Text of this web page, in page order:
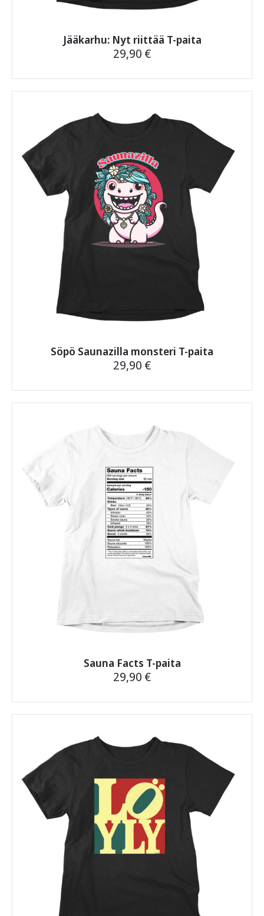
Jääkarhu: Nyt riittää T-paita
29,90 €
tuotteella
muunnelma.
tehdä
valinnat
tuotteen
sivulla.
Söpö Saunazilla monsteri T-paita
29,90 €
tuotteella
muunnelma.
tehdä
valinnat
tuotteen
sivulla.
Sauna Facts T-paita
29,90 €
tuotteella
muunnelma.
tehdä
valinnat
tuotteen
sivulla.